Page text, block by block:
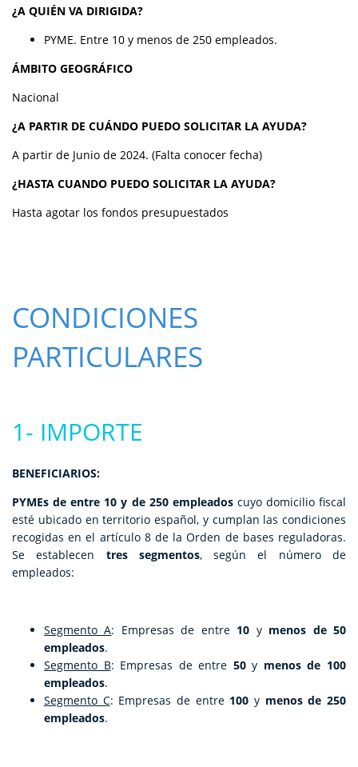
¿A QUIÉN VA DIRIGIDA?
PYME. Entre 10 y menos de 250 empleados.
ÁMBITO GEOGRÁFICO
Nacional
¿A PARTIR DE CUÁNDO PUEDO SOLICITAR LA AYUDA?
A partir de Junio de 2024. (Falta conocer fecha)
¿HASTA CUANDO PUEDO SOLICITAR LA AYUDA?
Hasta agotar los fondos presupuestados
CONDICIONES
PARTICULARES
1- IMPORTE
BENEFICIARIOS:
PYMEs de entre 10 y de 250 empleadoscuyo domicilio fiscal
esté ubicado en territorio español, y cumplan las condiciones
recogidas en el artículo 8 de la Orden de bases reguladoras.
Se establecen tres segmentos, según el número de
empleados:
Segmento A: Empresas de entre 10 y menos de 50
empleados.
Segmento B: Empresas de entre 50y menos de 100
empleados.
Segmento C: Empresas de entre 100y menos de 250
empleados.